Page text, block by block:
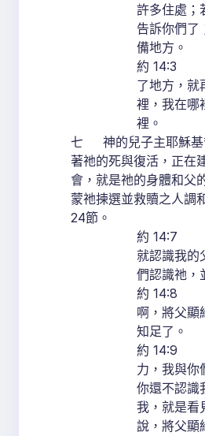
許多住處；
告訴你們了
備地方。
約 14:3
了地方，就
裡，我在哪
裡。
七 神的兒子主耶穌基
著祂的死與復活，正在
會，就是祂的身體和父
蒙祂揀選並救贖之人
24節。
約 14:7
就認識我的
們認識祂，
約 14:8
啊，將父顯
知足了。
約 14:9
力，我與你
你還不認識
我，就是看
說，將父顯